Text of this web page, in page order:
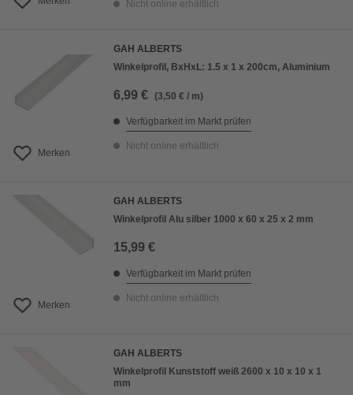
Nicht online erhältlich
Merken
GAH ALBERTS
Winkelprofil, BxHxL: 1.5 x 1 x 200cm, Aluminium
6,99 € (3,50 € / m)
Verfügbarkeit im Markt prüfen
Nicht online erhältlich
Merken
GAH ALBERTS
Winkelprofil Alu silber 1000 x 60 x 25 x 2 mm
15,99 €
Verfügbarkeit im Markt prüfen
Nicht online erhältlich
GAH ALBERTS
Winkelprofil Kunststoff weiß 2600 x 10 x 10 x 1
mm